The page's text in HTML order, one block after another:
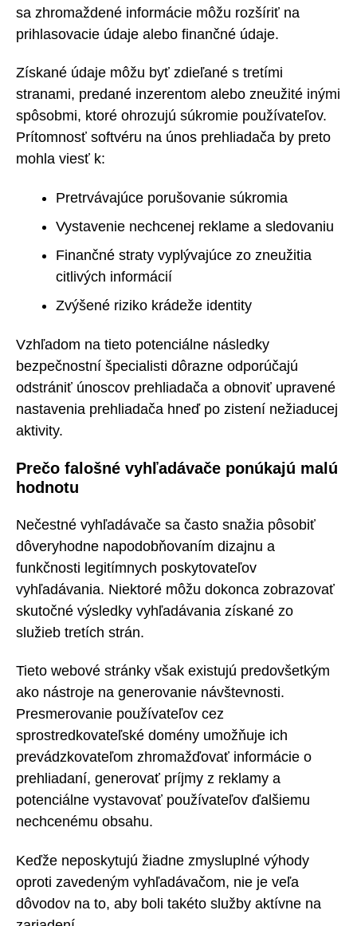
sa zhromaždené informácie môžu rozšíriť na
prihlasovacie údaje alebo finančné údaje.
Získané údaje môžu byť zdieľané s tretími
stranami, predané inzerentom alebo zneužité inými
spôsobmi, ktoré ohrozujú súkromie používateľov.
Prítomnosť softvéru na únos prehliadača by preto
mohla viesť k:
Pretrvávajúce porušovanie súkromia
Vystavenie nechcenej reklame a sledovaniu
Finančné straty vyplývajúce zo zneužitia
citlivých informácií
Zvýšené riziko krádeže identity
Vzhľadom na tieto potenciálne následky
bezpečnostní špecialisti dôrazne odporúčajú
odstrániť únoscov prehliadača a obnoviť upravené
nastavenia prehliadača hneď po zistení nežiaducej
aktivity.
Prečo falošné vyhľadávače ponúkajú malú
hodnotu
Nečestné vyhľadávače sa často snažia pôsobiť
dôveryhodne napodobňovaním dizajnu a
funkčnosti legitímnych poskytovateľov
vyhľadávania. Niektoré môžu dokonca zobrazovať
skutočné výsledky vyhľadávania získané zo
služieb tretích strán.
Tieto webové stránky však existujú predovšetkým
ako nástroje na generovanie návštevnosti.
Presmerovanie používateľov cez
sprostredkovateľské domény umožňuje ich
prevádzkovateľom zhromažďovať informácie o
prehliadaní, generovať príjmy z reklamy a
potenciálne vystavovať používateľov ďalšiemu
nechcenému obsahu.
Keďže neposkytujú žiadne zmysluplné výhody
oproti zavedeným vyhľadávačom, nie je veľa
dôvodov na to, aby boli takéto služby aktívne na